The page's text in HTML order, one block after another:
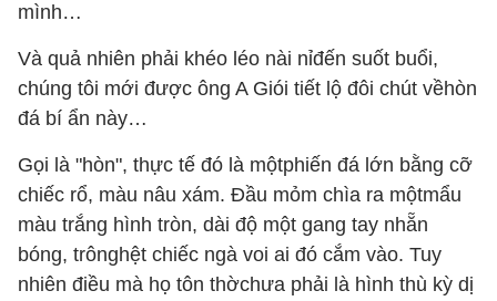
mình…
Và quả nhiên phải khéo léo nài nỉđến suốt buổi,
chúng tôi mới được ông A Giói tiết lộ đôi chút vềhòn
đá bí ẩn này…
Gọi là "hòn", thực tế đó là mộtphiến đá lớn bằng cỡ
chiếc rổ, màu nâu xám. Đầu mỏm chìa ra mộtmẩu
màu trắng hình tròn, dài độ một gang tay nhẵn
bóng, trônghệt chiếc ngà voi ai đó cắm vào. Tuy
nhiên điều mà họ tôn thờchưa phải là hình thù kỳ dị